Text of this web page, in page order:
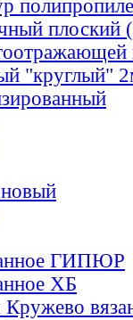
плоский
"круглый"
ГИПЮР
ХБ